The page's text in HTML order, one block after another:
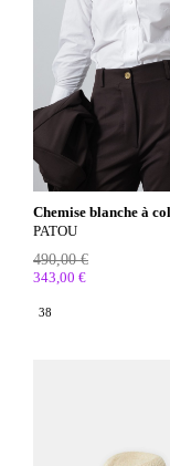
Chemise blanche à
PATOU
490,00 €
343,00 €
38